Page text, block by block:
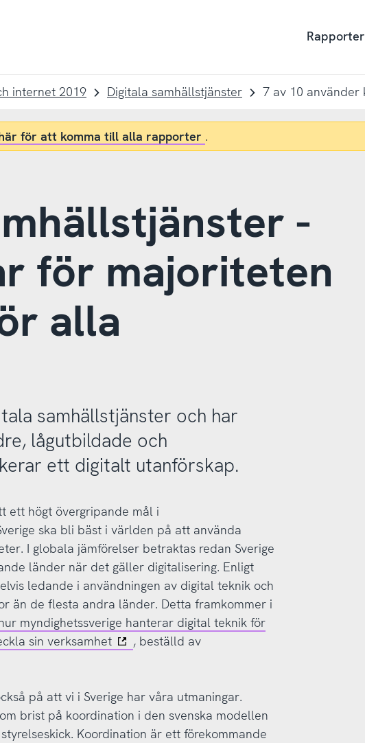
Rapporter
internet 2019 Digitala samhällstjänster
för att komma till alla rapporter .
-
för majoriteten
alla
samhällstjänster och har
lågutbildade och
ett digitalt utanförskap.
ett högt övergripande mål i
ska bli bäst i världen på att använda
I globala jämförelser betraktas redan Sverige
länder när det gäller digitalisering. Enligt
ledande i användningen av digital teknik och
än de flesta andra länder. Detta framkommer i
myndighetssverige hanterar digital teknik för
sin verksamhet
, beställd av
på att vi i Sverige har våra utmaningar.
brist på koordination i den svenska modellen
Koordination är ett förekommande